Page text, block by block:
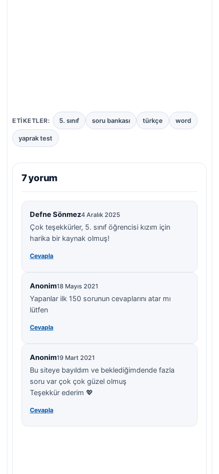
ETIKETLER: 5. sınıf soru bankası türkçe word
yaprak test
7 yorum
Defne Sönmez4 Aralık 2025
Çok teşekkürler, 5. sınıf öğrencisi kızım için
harika bir kaynak olmuş!
Cevapla
Anonim18 Mayıs 2021
Yapanlar ilk 150 sorunun cevaplarını atar mı
lütfen
Cevapla
Anonim19 Mart 2021
Bu siteye bayıldım ve beklediğimdende fazla
soru var çok çok güzel olmuş
Teşekkür ederim 💖
Cevapla